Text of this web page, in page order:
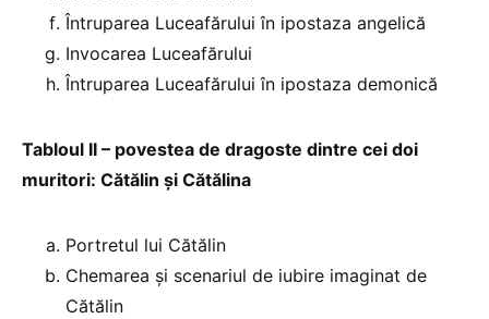
Întruparea Luceafărului în ipostaza angelică
Invocarea Luceafărului
Întruparea Luceafărului în ipostaza demonică
Tabloul II – povestea de dragoste dintre cei doi
muritori: Cătălin şi Cătălina
Portretul lui Cătălin
Chemarea şi scenariul de iubire imaginat de
Cătălin